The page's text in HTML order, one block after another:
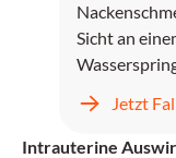
Sicht an
festgestellt,
Jetzt
Intrauterine